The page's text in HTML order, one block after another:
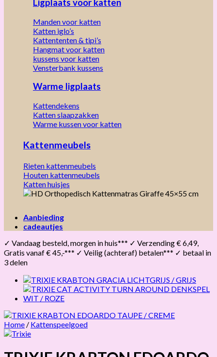
Ligplaats voor katten
Manden voor katten
Katten iglo’s
Kattententen & tipi’s
Hangmat voor katten
kussens voor katten
Vensterbank kussens
Warme ligplaats
Kattendekens
Katten slaapzakken
Warme kussen voor katten
Kattenmeubels
Rieten kattenmeubels
Houten kattenmeubels
Katten huisjes
Aanbieding
cadeautjes
✓ Vandaag besteld, morgen in huis*** ✓ Verzending € 6,49,
Gratis vanaf € 45,-*** ✓ Veilig (achteraf) betalen*** ✓ betaal in
3 delen
Home / Kattenspeelgoed